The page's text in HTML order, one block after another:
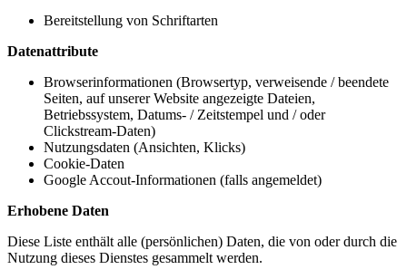
Bereitstellung von Schriftarten
Datenattribute
Browserinformationen (Browsertyp, verweisende / beendete
Seiten, auf unserer Website angezeigte Dateien,
Betriebssystem, Datums- / Zeitstempel und / oder
Clickstream-Daten)
Nutzungsdaten (Ansichten, Klicks)
Cookie-Daten
Google Accout-Informationen (falls angemeldet)
Erhobene Daten
Diese Liste enthält alle (persönlichen) Daten, die von oder durch die
Nutzung dieses Dienstes gesammelt werden.